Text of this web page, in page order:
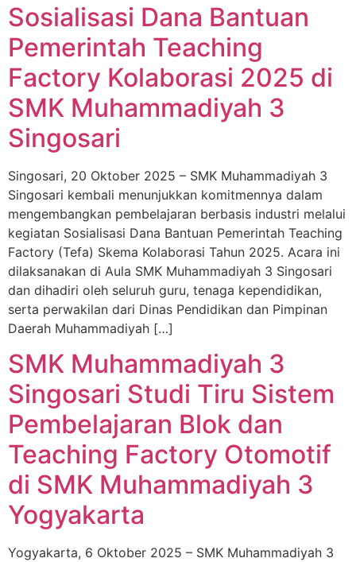
Sosialisasi Dana Bantuan
Pemerintah Teaching
Factory Kolaborasi 2025 di
SMK Muhammadiyah 3
Singosari
Singosari, 20 Oktober 2025 – SMK Muhammadiyah 3
Singosari kembali menunjukkan komitmennya dalam
mengembangkan pembelajaran berbasis industri melalui
kegiatan Sosialisasi Dana Bantuan Pemerintah Teaching
Factory (Tefa) Skema Kolaborasi Tahun 2025. Acara ini
dilaksanakan di Aula SMK Muhammadiyah 3 Singosari
dan dihadiri oleh seluruh guru, tenaga kependidikan,
serta perwakilan dari Dinas Pendidikan dan Pimpinan
Daerah Muhammadiyah […]
SMK Muhammadiyah 3
Singosari Studi Tiru Sistem
Pembelajaran Blok dan
Teaching Factory Otomotif
di SMK Muhammadiyah 3
Yogyakarta
Yogyakarta, 6 Oktober 2025 – SMK Muhammadiyah 3